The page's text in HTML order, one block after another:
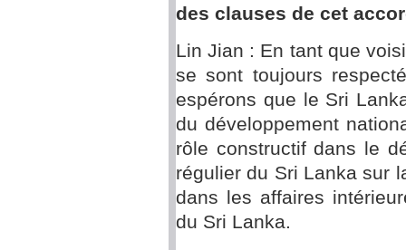
des clauses de cet
Lin Jian : En tant que
se sont toujours
espérons que le Sri
du développement
rôle constructif dans le
régulier du Sri Lanka sur
dans les affaires
du Sri Lanka.